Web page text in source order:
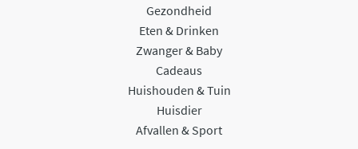
Gezondheid
Eten & Drinken
Zwanger & Baby
Cadeaus
Huishouden & Tuin
Huisdier
Afvallen & Sport